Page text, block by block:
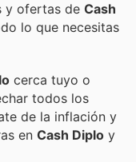
y ofertas de Cash
lo que necesitas
cerca tuyo o
todos los
de la inflación y
en Cash Diplo y